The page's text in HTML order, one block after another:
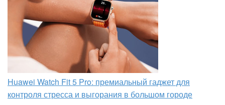
Huawei Watch Fit 5 Pro: премиальный гаджет для
контроля стресса и выгорания в большом городе